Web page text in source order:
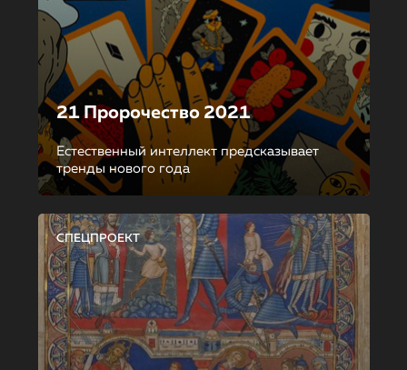
21 Пророчество 2021
Естественный интеллект предсказывает
тренды нового года
СПЕЦПРОЕКТ